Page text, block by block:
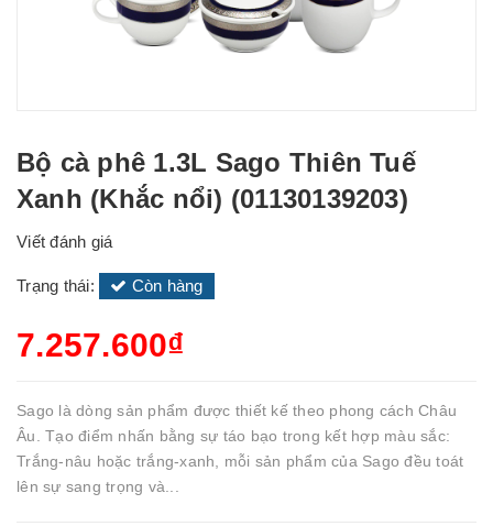
Bộ cà phê 1.3L Sago Thiên Tuế
Xanh (Khắc nổi) (01130139203)
Viết đánh giá
Trạng thái: Còn hàng
7.257.600₫
Sago là dòng sản phẩm được thiết kế theo phong cách Châu
Âu. Tạo điểm nhấn bằng sự táo bạo trong kết hợp màu sắc:
Trắng-nâu hoặc trắng-xanh, mỗi sản phẩm của Sago đều toát
lên sự sang trọng và...